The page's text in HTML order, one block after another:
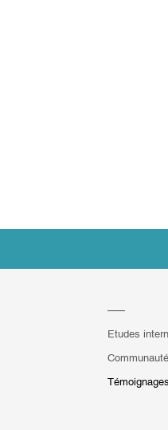
Etudes
Témoignages